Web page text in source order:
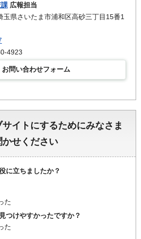
広報担当
県さいたま市浦和区高砂三丁目15番1
4923
お問い合わせフォーム
イトにするためにみなさま
せください
に立ちましたか？
た
つけやすかったですか？
た